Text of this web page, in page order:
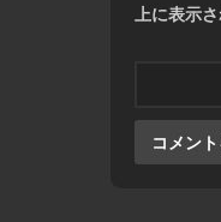
上に表示